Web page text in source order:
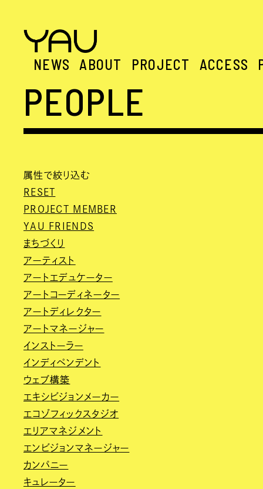
NEWS ABOUT PROJECT ACCESS
PEOPLE
属性で絞り込む
RESET
PROJECT MEMBER
YAU FRIENDS
まちづくり
アーティスト
アートエデュケーター
アートコーディネーター
アートディレクター
アートマネージャー
インストーラー
インディペンデント
ウェブ構築
エキシビジョンメーカー
エコゾフィックスタジオ
エリアマネジメント
エンビジョンマネージャー
カンパニー
キュレーター